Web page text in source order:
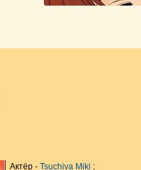
Актёр - Tsuchiya Miki ;